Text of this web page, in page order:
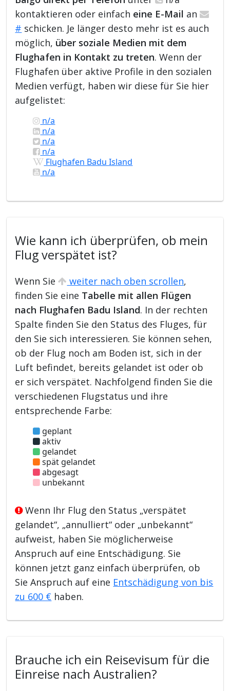
kontaktieren oder einfach eine E-Mail an
# schicken. Je länger desto mehr ist es auch
möglich, über soziale Medien mit dem
Flughafen in Kontakt zu treten. Wenn der
Flughafen über aktive Profile in den sozialen
Medien verfügt, haben wir diese für Sie hier
aufgelistet:
n/a
n/a
n/a
n/a
Flughafen Badu Island
n/a
Wie kann ich überprüfen, ob mein
Flug verspätet ist?
Wenn Sie weiter nach oben scrollen,
finden Sie eine Tabelle mit allen Flügen
nach Flughafen Badu Island. In der rechten
Spalte finden Sie den Status des Fluges, für
den Sie sich interessieren. Sie können sehen,
ob der Flug noch am Boden ist, sich in der
Luft befindet, bereits gelandet ist oder ob
er sich verspätet. Nachfolgend finden Sie die
verschiedenen Flugstatus und ihre
entsprechende Farbe:
geplant
aktiv
gelandet
spät gelandet
abgesagt
unbekannt
Wenn Ihr Flug den Status „verspätet
gelandet“, „annulliert“ oder „unbekannt“
aufweist, haben Sie möglicherweise
Anspruch auf eine Entschädigung. Sie
können jetzt ganz einfach überprüfen, ob
Sie Anspruch auf eine Entschädigung von bis
zu 600 € haben.
Brauche ich ein Reisevisum für die
Einreise nach Australien?